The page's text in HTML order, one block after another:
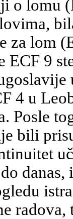
o lomu
za lom
ECF 9
4 u
Posle
bili
radova,